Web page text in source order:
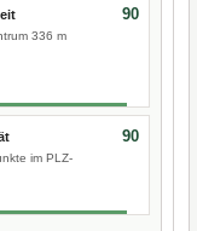
336 m
90
im PLZ-
90